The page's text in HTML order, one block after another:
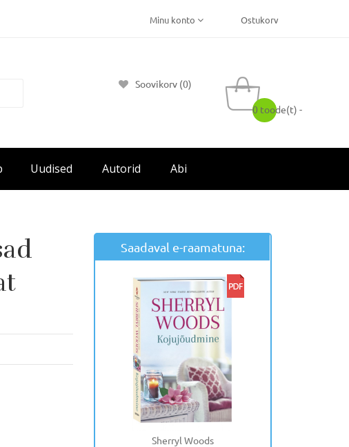
Minu konto Ostukorv
Soovikorv (0)
0 toode(t) -
Uudised Autorid Abi
Saadaval e-raamatuna:
Sherryl Woods